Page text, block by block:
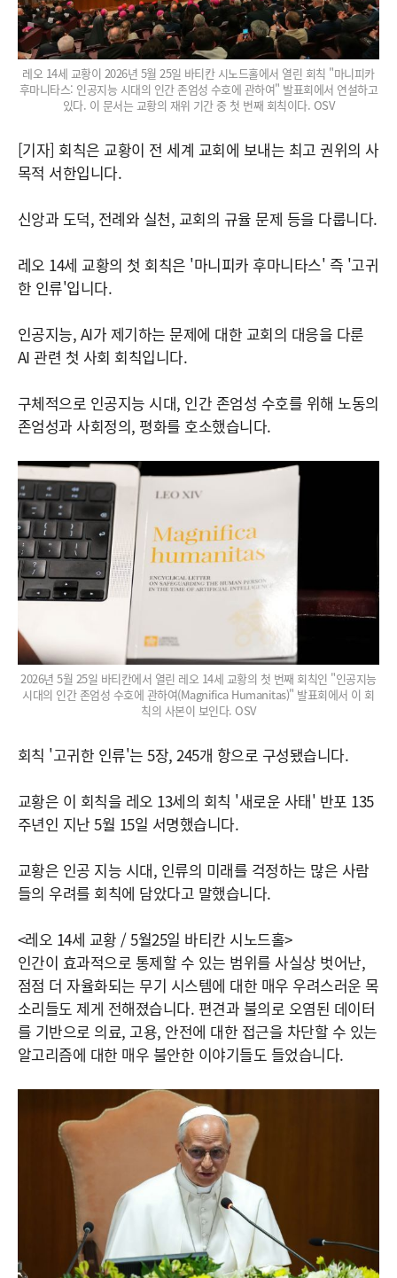
레오 14세 교황이 2026년 5월 25일 바티칸 시노드홀에서 열린 회칙 "마니피카
후마니타스: 인공지능 시대의 인간 존엄성 수호에 관하여" 발표회에서 연설하고
있다. 이 문서는 교황의 재위 기간 중 첫 번째 회칙이다. OSV
[기자] 회칙은 교황이 전 세계 교회에 보내는 최고 권위의 사
목적 서한입니다.
신앙과 도덕, 전례와 실천, 교회의 규율 문제 등을 다룹니다.
레오 14세 교황의 첫 회칙은 '마니피카 후마니타스' 즉 '고귀
한 인류'입니다.
인공지능, AI가 제기하는 문제에 대한 교회의 대응을 다룬
AI 관련 첫 사회 회칙입니다.
구체적으로 인공지능 시대, 인간 존엄성 수호를 위해 노동의
존엄성과 사회정의, 평화를 호소했습니다.
2026년 5월 25일 바티칸에서 열린 레오 14세 교황의 첫 번째 회칙인 "인공지능
시대의 인간 존엄성 수호에 관하여(Magnifica Humanitas)" 발표회에서 이 회
칙의 사본이 보인다. OSV
회칙 '고귀한 인류'는 5장, 245개 항으로 구성됐습니다.
교황은 이 회칙을 레오 13세의 회칙 '새로운 사태' 반포 135
주년인 지난 5월 15일 서명했습니다.
교황은 인공 지능 시대, 인류의 미래를 걱정하는 많은 사람
들의 우려를 회칙에 담았다고 말했습니다.
<레오 14세 교황 / 5월25일 바티칸 시노드홀>
인간이 효과적으로 통제할 수 있는 범위를 사실상 벗어난,
점점 더 자율화되는 무기 시스템에 대한 매우 우려스러운 목
소리들도 제게 전해졌습니다. 편견과 불의로 오염된 데이터
를 기반으로 의료, 고용, 안전에 대한 접근을 차단할 수 있는
알고리즘에 대한 매우 불안한 ​​이야기들도 들었습니다.